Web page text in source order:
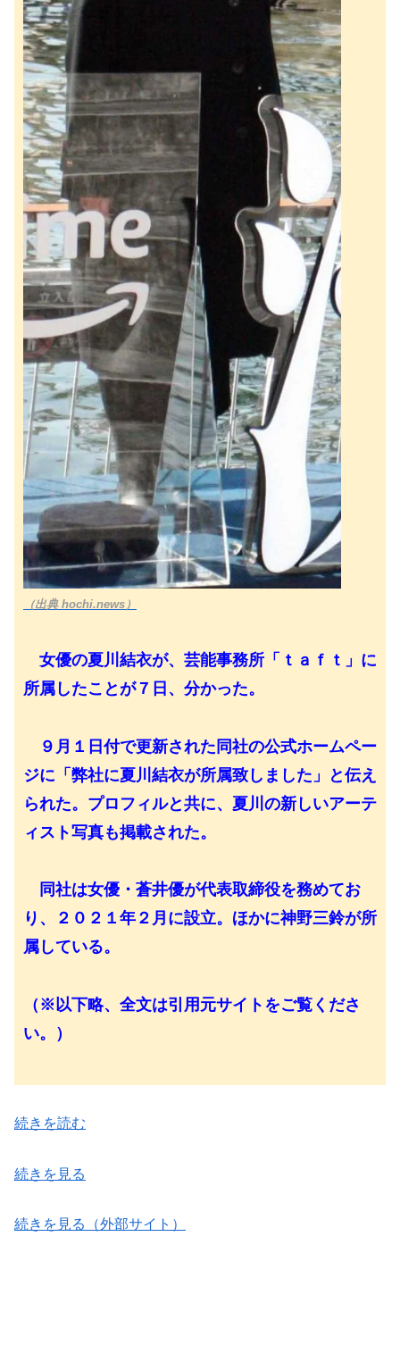
（出典 hochi.news）
女優の夏川結衣が、芸能事務所「ｔａｆｔ」に
所属したことが７日、分かった。
９月１日付で更新された同社の公式ホームペー
ジに「弊社に夏川結衣が所属致しました」と伝え
られた。プロフィルと共に、夏川の新しいアーテ
ィスト写真も掲載された。
同社は女優・蒼井優が代表取締役を務めてお
り、２０２１年２月に設立。ほかに神野三鈴が所
属している。
（※以下略、全文は引用元サイトをご覧くださ
い。）
続きを読む
続きを見る
続きを見る（外部サイト）